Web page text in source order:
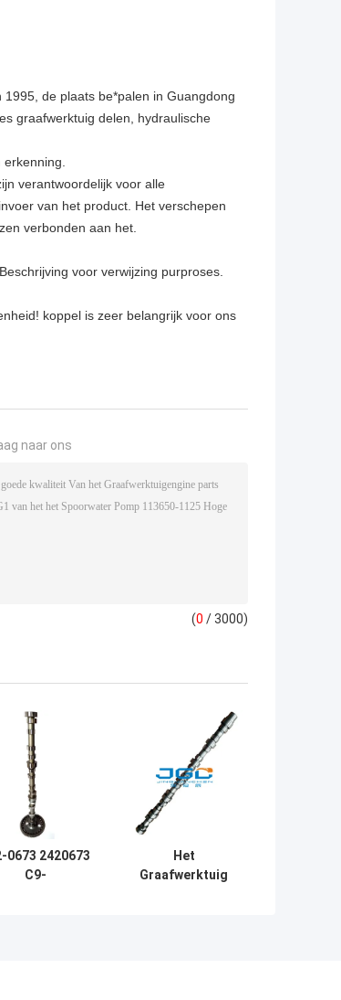
de plaats be*palen in Guangdong
graafwerktuig delen, hydraulische
erkenning.
verantwoordelijk voor alle
van het product. Het verschepen
verbonden aan het.
voor verwijzing purproses.
koppel is zeer belangrijk voor ons
naar ons
(0 / 3000)
0673 2420673
C9-
Het
Graafwerktuig